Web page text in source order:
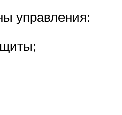
управления: